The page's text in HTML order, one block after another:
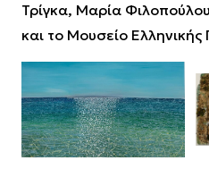
Τρίγκα, Μαρία
και το Μουσείο Ελληνικής